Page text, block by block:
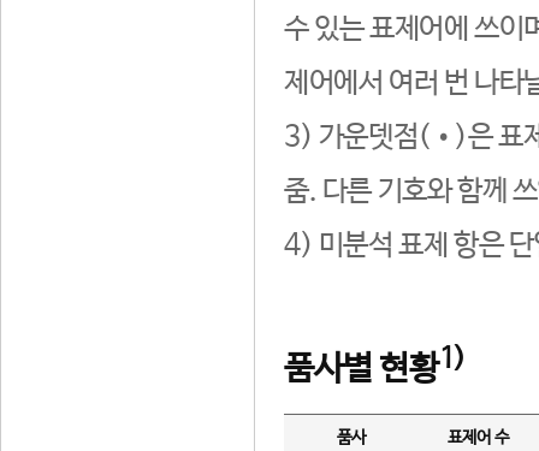
수 있는 표제어에 쓰이
제어에서 여러 번 나타
3) 가운뎃점(•)은 표
줌. 다른 기호와 함께
4) 미분석 표제 항은
품사별 현황1)
품사 표제어 수